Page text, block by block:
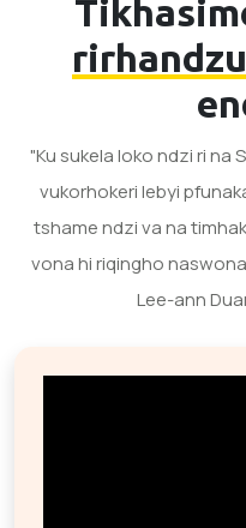
rirhandzu
"Ku sukela loko ndzi ri na
vukorhokeri lebyi
tshame ndzi va na
vona hi riqingho
Lee-ann